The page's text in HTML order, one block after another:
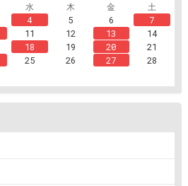
水 木 金
土
4 5 6
7
11 12 13
14
18 19 20
21
25 26 27
28